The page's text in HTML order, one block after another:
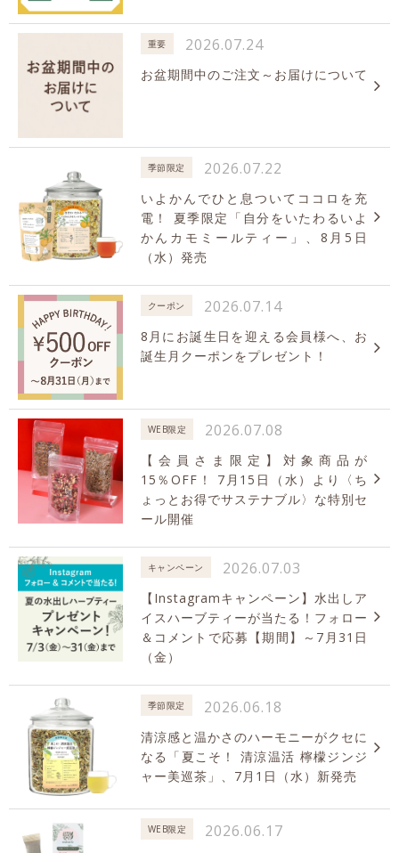
重要 2026.07.24
お盆期間中のご注文～お届けについて
季節限定 2026.07.22
いよかんでひと息ついてココロを充
電！ 夏季限定「自分をいたわるいよ
かんカモミールティー」、8月5日
（水）発売
クーポン 2026.07.14
8月にお誕生日を迎える会員様へ、お
誕生月クーポンをプレゼント！
WEB限定 2026.07.08
【会員さま限定】対象商品が
15％OFF！ 7月15日（水）より〈ち
ょっとお得でサステナブル〉な特別セ
ール開催
キャンペーン 2026.07.03
【Instagramキャンペーン】水出しア
イスハーブティーが当たる！フォロー
＆コメントで応募【期間】～7月31日
（金）
季節限定 2026.06.18
清涼感と温かさのハーモニーがクセに
なる「夏こそ！ 清涼温活 檸檬ジンジ
ャー美巡茶」、7月1日（水）新発売
WEB限定 2026.06.17